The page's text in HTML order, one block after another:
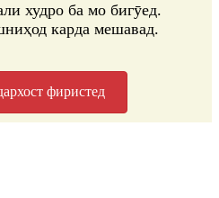
худро ба мо бигӯед.
карда мешавад.
фиристед